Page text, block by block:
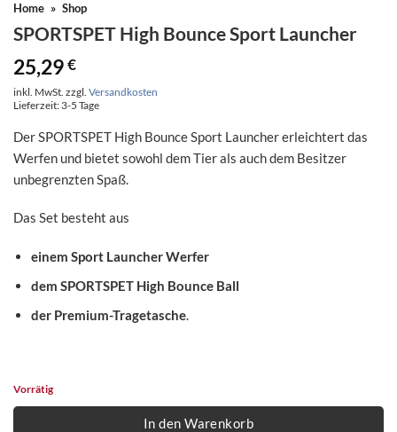
Home » Shop
SPORTSPET High Bounce Sport Launcher
25,29€
inkl. MwSt. zzgl. Versandkosten
Lieferzeit: 3-5 Tage
Der SPORTSPET High Bounce Sport Launcher erleichtert das
Werfen und bietet sowohl dem Tier als auch dem Besitzer
unbegrenzten Spaß.
Das Set besteht aus
einem Sport Launcher Werfer
dem SPORTSPET High Bounce Ball
der Premium-Tragetasche.
Vorrätig
In den Warenkorb